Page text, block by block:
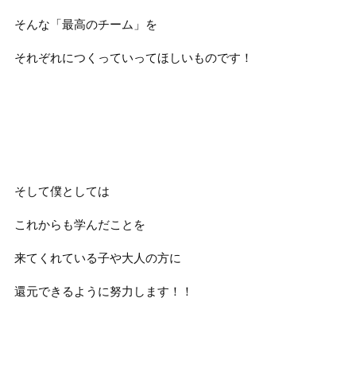
そんな「最高のチーム」を
それぞれにつくっていってほしいものです！
そして僕としては
これからも学んだことを
来てくれている子や大人の方に
還元できるように努力します！！